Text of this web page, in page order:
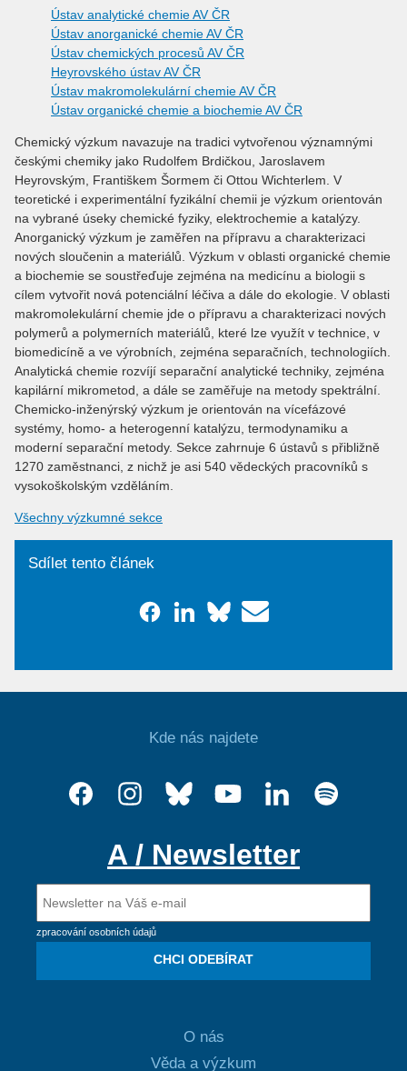
Ústav analytické chemie AV ČR
Ústav anorganické chemie AV ČR
Ústav chemických procesů AV ČR
Heyrovského ústav AV ČR
Ústav makromolekulární chemie AV ČR
Ústav organické chemie a biochemie AV ČR
Chemický výzkum navazuje na tradici vytvořenou významnými
českými chemiky jako Rudolfem Brdičkou, Jaroslavem
Heyrovským, Františkem Šormem či Ottou Wichterlem. V
teoretické i experimentální fyzikální chemii je výzkum orientován
na vybrané úseky chemické fyziky, elektrochemie a katalýzy.
Anorganický výzkum je zaměřen na přípravu a charakterizaci
nových sloučenin a materiálů. Výzkum v oblasti organické chemie
a biochemie se soustřeďuje zejména na medicínu a biologii s
cílem vytvořit nová potenciální léčiva a dále do ekologie. V oblasti
makromolekulární chemie jde o přípravu a charakterizaci nových
polymerů a polymerních materiálů, které lze využít v technice, v
biomedicíně a ve výrobních, zejména separačních, technologiích.
Analytická chemie rozvíjí separační analytické techniky, zejména
kapilární mikrometod, a dále se zaměřuje na metody spektrální.
Chemicko-inženýrský výzkum je orientován na vícefázové
systémy, homo- a heterogenní katalýzu, termodynamiku a
moderní separační metody. Sekce zahrnuje 6 ústavů s přibližně
1270 zaměstnanci, z nichž je asi 540 vědeckých pracovníků s
vysokoškolským vzděláním.
Všechny výzkumné sekce
Sdílet tento článek
Kde nás najdete
A / Newsletter
zpracování osobních údajů
CHCI ODEBÍRAT
O nás
Věda a výzkum